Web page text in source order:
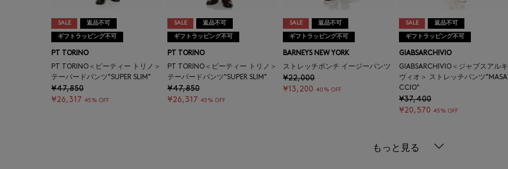
SALE 返品不可
ギフトラッピング不可
PT TORINO
PT TORINO＜ピーティー トリノ＞
テーパードパンツ"SUPER SLIM"
¥47,850
¥26,317 45% OFF
SALE 返品不可
ギフトラッピング不可
PT TORINO
PT TORINO＜ピーティー トリノ＞
テーパードパンツ"SUPER SLIM"
¥47,850
¥26,317 45% OFF
SALE 返品不可
ギフトラッピング不可
BARNEYS NEW YORK
ストレッチポンチ イージーパンツ
¥22,000
¥13,200 40% OFF
SALE 返品不可
ギフトラッピング不可
GIABSARCHIVIO
GIABSARCHIVIO＜ジャブスアルキ
ヴィオ＞ ストレッチパンツ"MASA
CCIO"
¥37,400
¥20,570 45% OFF
もっと見る